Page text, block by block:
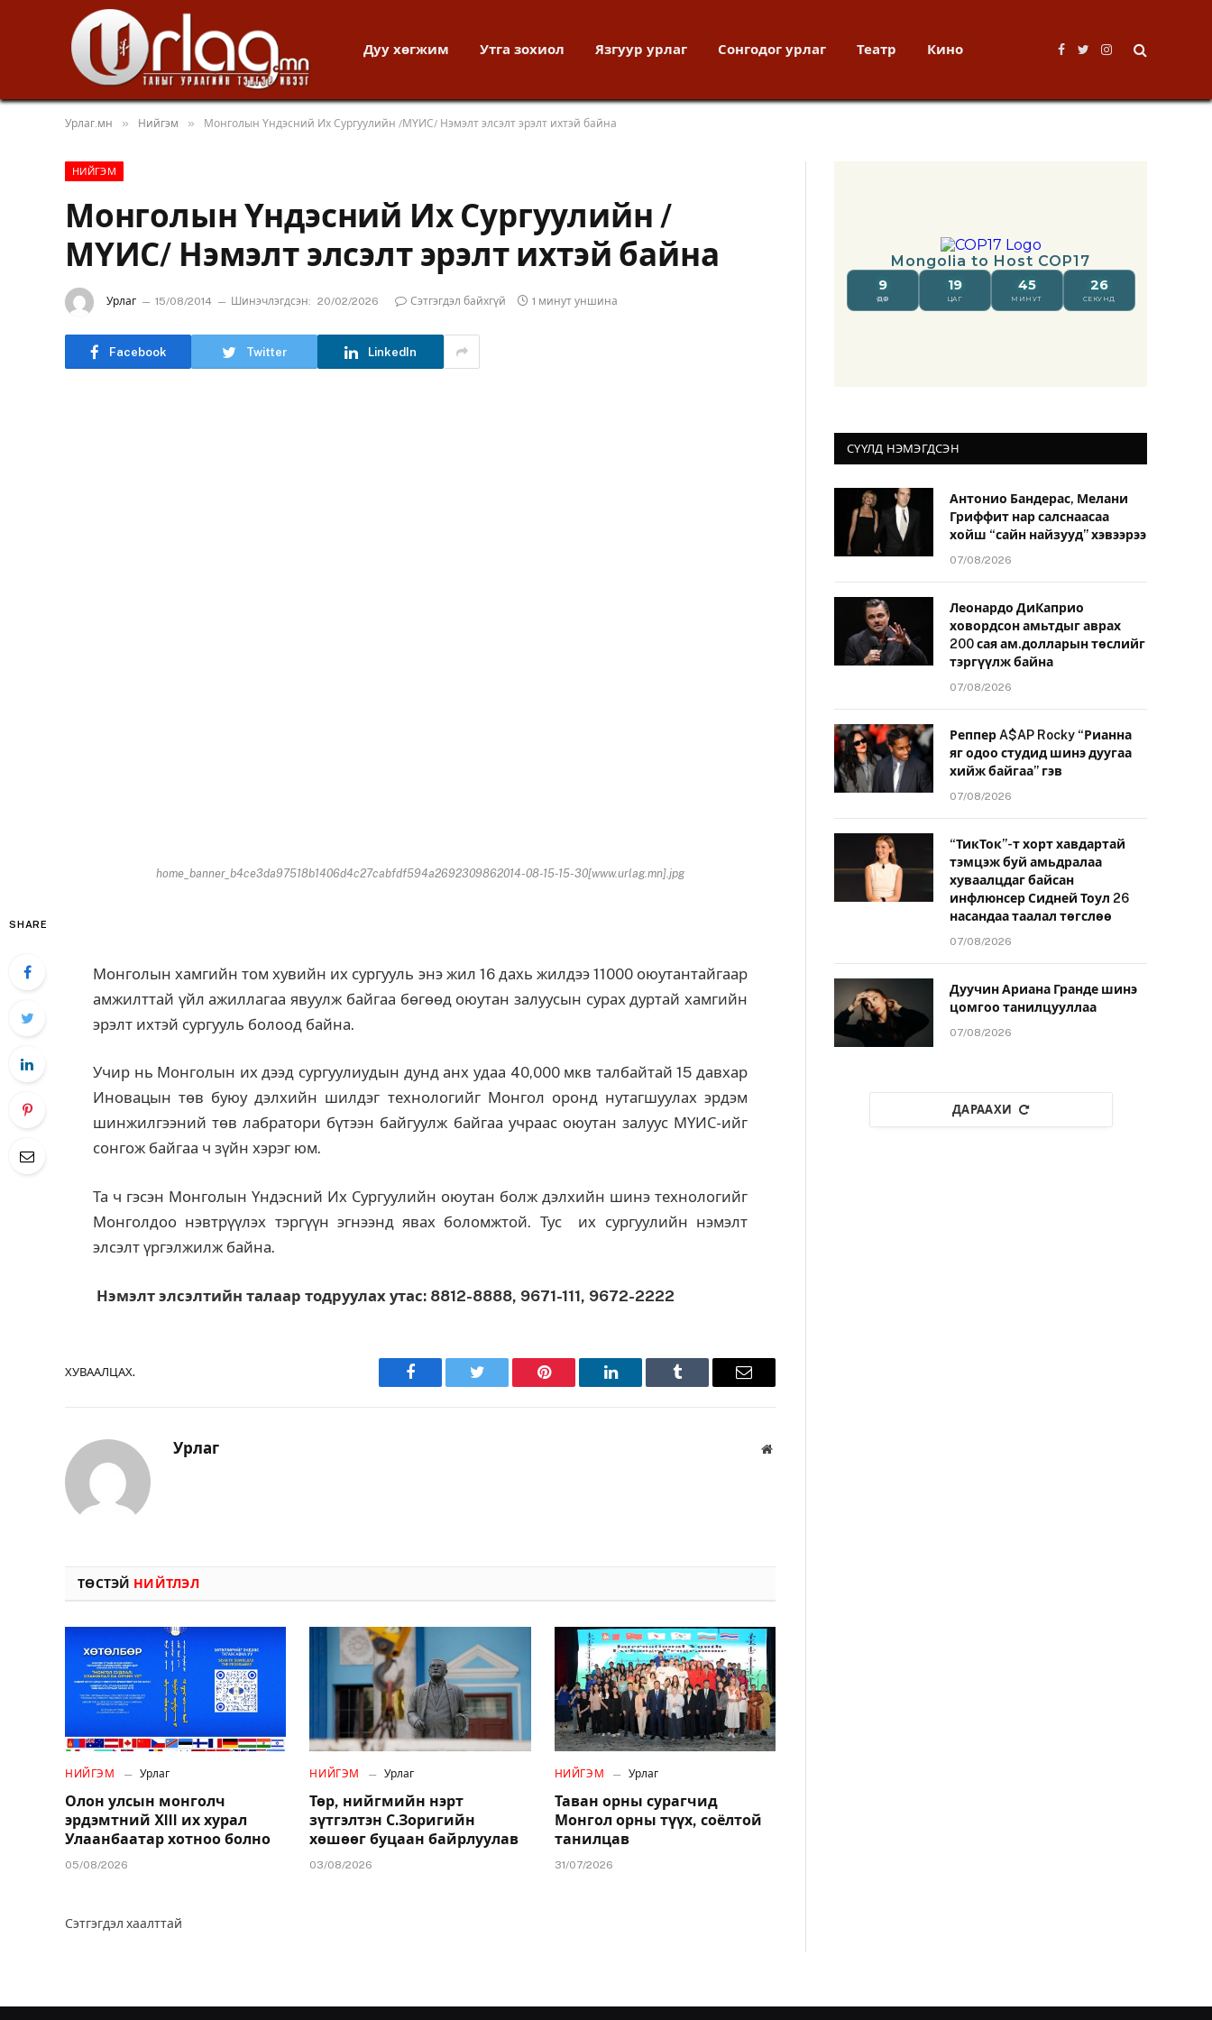
Дуу хөгжим Утга зохиол Язгуур урлаг Сонгодог урлаг Театр Кино
Facebook
TwitterInstagram
Урлаг.мн » Нийгэм » Монголын Үндэсний Их Сургуулийн /МҮИС/ Нэмэлт элсэлт эрэлт ихтэй байна
НИЙГЭМ
Монголын Үндэсний Их Сургуулийн /
МҮИС/ Нэмэлт элсэлт эрэлт ихтэй байна
Урлаг 15/08/2014 Шинэчлэгдсэн: 20/02/2026 Сэтгэгдэл байхгүй 1 минут уншина
Facebook Twitter LinkedIn
home_banner_b4ce3da97518b1406d4c27cabfdf594a2692309862014-08-15-15-30[www.urlag.mn].jpg
SHARE
Монголын хамгийн том хувийн их сургууль энэ жил 16 дахь жилдээ 11000 оюутантайгаар
амжилттай үйл ажиллагаа явуулж байгаа бөгөөд оюутан залуусын сурах дуртай хамгийн
эрэлт ихтэй сургууль болоод байна.
Учир нь Монголын их дээд сургуулиудын дунд анх удаа 40,000 мкв талбайтай 15 давхар
Иновацын төв буюу дэлхийн шилдэг технологийг Монгол оронд нутагшуулах эрдэм
шинжилгээний төв лабратори бүтээн байгуулж байгаа учраас оюутан залуус МҮИС-ийг
сонгож байгаа ч зүйн хэрэг юм.
Та ч гэсэн Монголын Үндэсний Их Сургуулийн оюутан болж дэлхийн шинэ технологийг
Монголдоо нэвтрүүлэх тэргүүн эгнээнд явах боломжтой. Тус их сургуулийн нэмэлт
элсэлт үргэлжилж байна.
Нэмэлт элсэлтийн талаар тодруулах утас: 8812-8888, 9671-111, 9672-2222
ХУВААЛЦАХ.
Facebook Twitter Pinterest LinkedIn Tumblr Имэйл
Урлаг Вэбсайт
ТӨСТЭЙ НИЙТЛЭЛ
НИЙГЭМ Урлаг
Олон улсын монголч
эрдэмтний XIII их хурал
Улаанбаатар хотноо болно
05/08/2026
НИЙГЭМ Урлаг
Төр, нийгмийн нэрт
зүтгэлтэн С.Зоригийн
хөшөөг буцаан байрлуулав
03/08/2026
НИЙГЭМ Урлаг
Таван орны сурагчид
Монгол орны түүх, соёлтой
танилцав
31/07/2026
Сэтгэгдэл хаалттай
СҮҮЛД НЭМЭГДСЭН
Антонио Бандерас, Мелани
Гриффит нар салснаасаа
хойш “сайн найзууд” хэвээрээ
07/08/2026
Леонардо ДиКаприо
ховордсон амьтдыг аврах
200 сая ам.долларын төслийг
тэргүүлж байна
07/08/2026
Реппер A$AP Rocky “Рианна
яг одоо студид шинэ дуугаа
хийж байгаа” гэв
07/08/2026
“ТикТок”-т хорт хавдартай
тэмцэж буй амьдралаа
хуваалцдаг байсан
инфлюнсер Сидней Тоул 26
насандаа таалал төгслөө
07/08/2026
Дуучин Ариана Гранде шинэ
цомгоо танилцууллаа
07/08/2026
ДАРААХИ